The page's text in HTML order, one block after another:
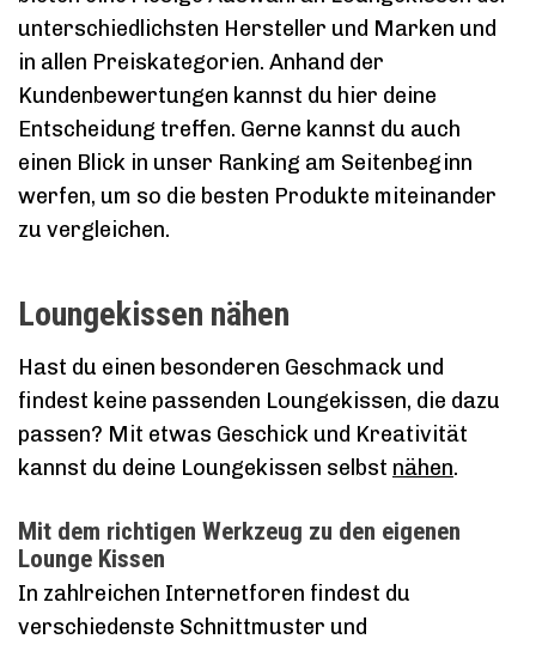
unterschiedlichsten Hersteller und Marken und
in allen Preiskategorien. Anhand der
Kundenbewertungen kannst du hier deine
Entscheidung treffen. Gerne kannst du auch
einen Blick in unser Ranking am Seitenbeginn
werfen, um so die besten Produkte miteinander
zu vergleichen.
Loungekissen nähen
Hast du einen besonderen Geschmack und
findest keine passenden Loungekissen, die dazu
passen? Mit etwas Geschick und Kreativität
kannst du deine Loungekissen selbst nähen.
Mit dem richtigen Werkzeug zu den eigenen
Lounge Kissen
In zahlreichen Internetforen findest du
verschiedenste Schnittmuster und